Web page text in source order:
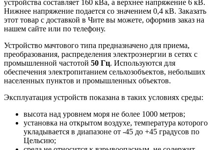
устройства составляет 160 кВа, а верхнее напряжение 6 кВ.
Нижнее напряжение подается со значением 0,4 кВ. Заказать
этот товар с доставкой в Чите вы можете, оформив заказ на
нашем сайте или по телефону.
Устройство мачтового типа предназначено для приема,
преобразования, распределения электроэнергии в сетях с
промышленной частотой 50 Гц. Используются для
обеспечения электропитанием сельхозобъектов, небольших
населенных пунктов и промышленных объектов.
Эксплуатация устройств показана в таких условиях среды:
высота над уровнем моря не более 1000 метров;
установка на открытом воздухе, температура которого
укладывается в диапазоне от -45 до +45 градусов по
Цельсию;